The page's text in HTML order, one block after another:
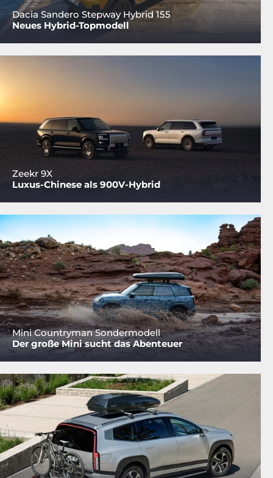
Dacia Sandero Stepway Hybrid 155
Neues Hybrid-Topmodell
Zeekr 9X
Luxus-Chinese als 900V-Hybrid
Mini Countryman Sondermodell
Der große Mini sucht das Abenteuer